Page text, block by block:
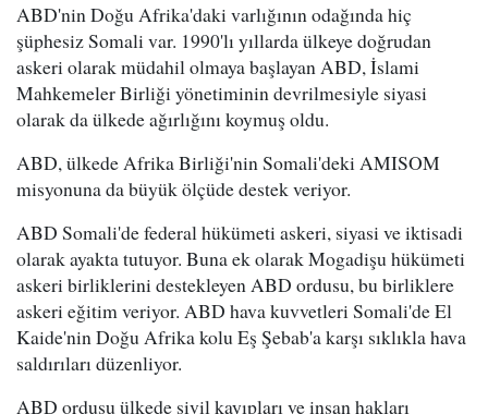
ABD'nin Doğu Afrika'daki varlığının odağında hiç
şüphesiz Somali var. 1990'lı yıllarda ülkeye doğrudan
askeri olarak müdahil olmaya başlayan ABD, İslami
Mahkemeler Birliği yönetiminin devrilmesiyle siyasi
olarak da ülkede ağırlığını koymuş oldu.
ABD, ülkede Afrika Birliği'nin Somali'deki AMISOM
misyonuna da büyük ölçüde destek veriyor.
ABD Somali'de federal hükümeti askeri, siyasi ve iktisadi
olarak ayakta tutuyor. Buna ek olarak Mogadişu hükümeti
askeri birliklerini destekleyen ABD ordusu, bu birliklere
askeri eğitim veriyor. ABD hava kuvvetleri Somali'de El
Kaide'nin Doğu Afrika kolu Eş Şebab'a karşı sıklıkla hava
saldırıları düzenliyor.
ABD ordusu ülkede sivil kayıpları ve insan hakları